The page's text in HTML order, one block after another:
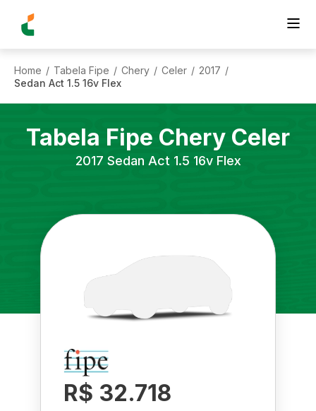
Home / Tabela Fipe / Chery / Celer / 2017 /
Sedan Act 1.5 16v Flex
Tabela Fipe Chery Celer
2017 Sedan Act 1.5 16v Flex
R$ 32.718